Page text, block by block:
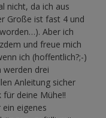
nicht, da ich aus
Große ist fast 4 und
Aber ich
und freue mich
ich (hoffentlich?;-)
werden drei
Anleitung sicher
für deine Mühe!!
eigenes